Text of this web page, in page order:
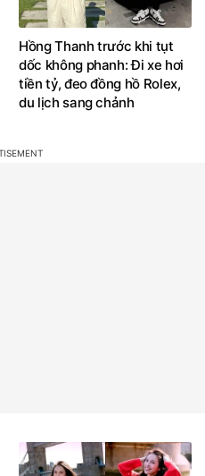
Hồng Thanh trước khi tụt
dốc không phanh: Đi xe hơi
tiền tỷ, đeo đồng hồ Rolex,
du lịch sang chảnh